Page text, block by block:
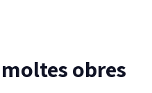
obres